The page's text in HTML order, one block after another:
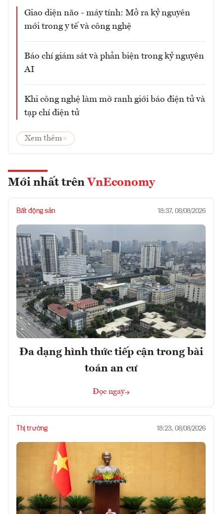
Giao diện não - máy tính: Mở ra kỷ nguyên
mới trong y tế và công nghệ
Báo chí giám sát và phản biện trong kỷ nguyên
AI
Khi công nghệ làm mờ ranh giới báo điện tử và
tạp chí điện tử
Xem thêm
Mới nhất trên VnEconomy
Bất động sản 18:37, 08/08/2026
Đa dạng hình thức tiếp cận trong bài
toán an cư
Đọc ngay
Thị trường 18:23, 08/08/2026